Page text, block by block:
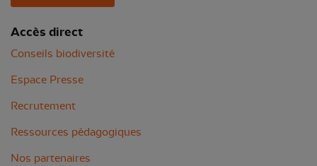
Accès direct
Conseils biodiversité
Espace Presse
Recrutement
Ressources pédagogiques
Nos partenaires